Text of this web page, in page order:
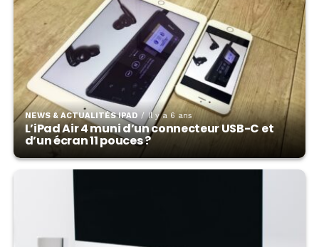
NEWS & ACTUALITÉS IPAD Il y a 6 ans
L’iPad Air 4 muni d’un connecteur USB-C et
d’un écran 11 pouces ?